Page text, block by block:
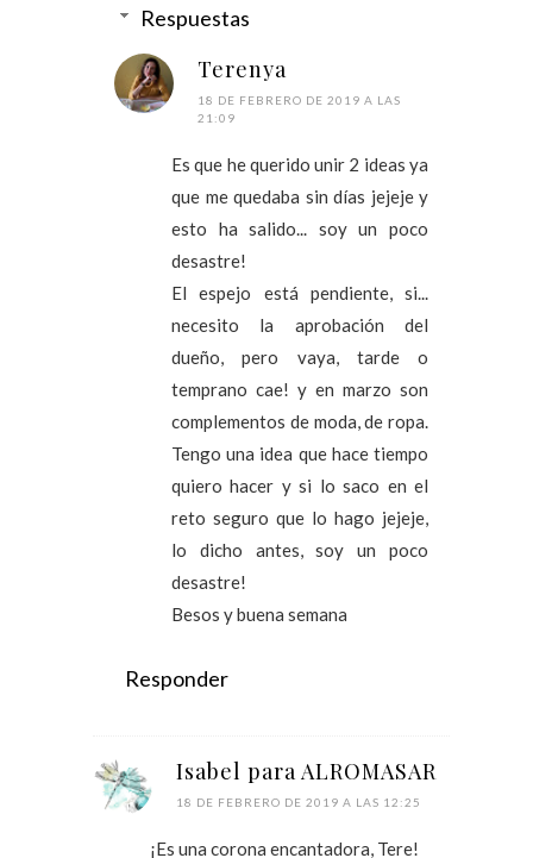
Respuestas
Terenya
18 DE FEBRERO DE 2019 A LAS
21:09
Es que he querido unir 2 ideas ya
que me quedaba sin días jejeje y
esto ha salido... soy un poco
desastre!
El espejo está pendiente, si...
necesito la aprobación del
dueño, pero vaya, tarde o
temprano cae! y en marzo son
complementos de moda, de ropa.
Tengo una idea que hace tiempo
quiero hacer y si lo saco en el
reto seguro que lo hago jejeje,
lo dicho antes, soy un poco
desastre!
Besos y buena semana
Responder
Isabel para ALROMASAR
18 DE FEBRERO DE 2019 A LAS 12:25
¡Es una corona encantadora, Tere!